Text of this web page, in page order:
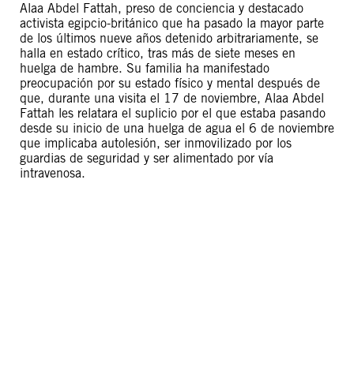
Alaa Abdel Fattah, preso de conciencia y destacado
activista egipcio-británico que ha pasado la mayor parte
de los últimos nueve años detenido arbitrariamente, se
halla en estado crítico, tras más de siete meses en
huelga de hambre. Su familia ha manifestado
preocupación por su estado físico y mental después de
que, durante una visita el 17 de noviembre, Alaa Abdel
Fattah les relatara el suplicio por el que estaba pasando
desde su inicio de una huelga de agua el 6 de noviembre
que implicaba autolesión, ser inmovilizado por los
guardias de seguridad y ser alimentado por vía
intravenosa.